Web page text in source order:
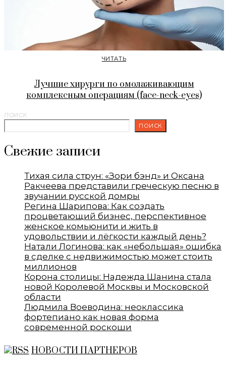
ЧИТАТЬ
Лучшие хирурги по омолаживающим
комплексным операциям (face-neck-eyes)
ПОИСК
ПОИСК
Свежие записи
Тихая сила струн: «Зори бэнд» и Оксана
Ракчеева представили греческую песню в
звучании русской домры
Регина Шарипова: Как создать
процветающий бизнес, перспективное
женское комьюнити и жить в
удовольствии и лёгкости каждый день?
Натали Логинова: как «небольшая» ошибка
в сделке с недвижимостью может стоить
миллионов
Корона столицы: Надежда Шанина стала
новой Королевой Москвы и Московской
области
Людмила Воеводина: неоклассика
фортепиано как новая форма
современной роскоши
НОВОСТИ ПАРТНЕРОВ